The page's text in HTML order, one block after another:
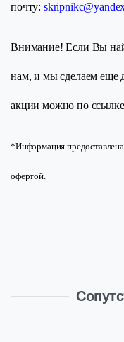
почту:
Внимание! Если Вы
нам, и мы сделаем еще
акции можно по
*Информация предоставлена
офертой.